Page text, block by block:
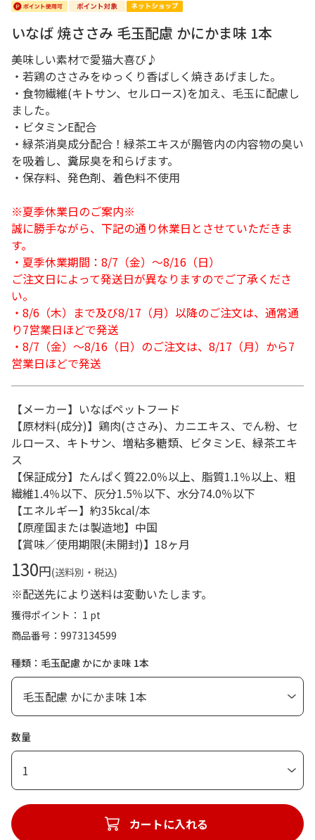
いなば 焼ささみ 毛玉配慮 かにかま味 1本
美味しい素材で愛猫大喜び♪
・若鶏のささみをゆっくり香ばしく焼きあげました。
・食物繊維(キトサン、セルロース)を加え、毛玉に配慮し
ました。
・ビタミンE配合
・緑茶消臭成分配合！緑茶エキスが腸管内の内容物の臭い
を吸着し、糞尿臭を和らげます。
・保存料、発色剤、着色料不使用
※夏季休業日のご案内※
誠に勝手ながら、下記の通り休業日とさせていただきま
す。
・夏季休業期間：8/7（金）～8/16（日）
ご注文日によって発送日が異なりますのでご了承くださ
い。
・8/6（木）まで及び8/17（月）以降のご注文は、通常通
り7営業日ほどで発送
・8/7（金）～8/16（日）のご注文は、8/17（月）から7
営業日ほどで発送
【メーカー】いなばペットフード
【原材料(成分)】鶏肉(ささみ)、カニエキス、でん粉、セ
ルロース、キトサン、増粘多糖類、ビタミンE、緑茶エキ
ス
【保証成分】たんぱく質22.0％以上、脂質1.1％以上、粗
繊維1.4％以下、灰分1.5％以下、水分74.0％以下
【エネルギー】約35kcal/本
【原産国または製造地】中国
【賞味／使用期限(未開封)】18ヶ月
130円(送料別・税込)
※配送先により送料は変動いたします。
獲得ポイント： 1 pt
商品番号
9973134599
種類：毛玉配慮 かにかま味 1本
数量
1
カートに入れる